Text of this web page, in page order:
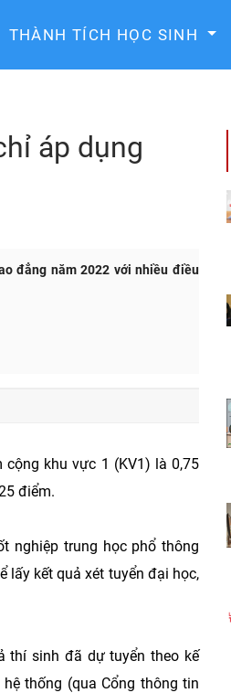
THÀNH TÍCH HỌC SINH
áp dụng
đẳng năm 2022 với nhiều điều
khu vực 1 (KV1) là 0,75
điểm.
nghiệp trung học phổ thông
lấy kết quả xét tuyển đại học,
thí sinh đã dự tuyển theo kế
thống (qua Cổng thông tin